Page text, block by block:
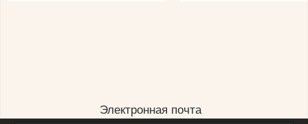
Электронная почта